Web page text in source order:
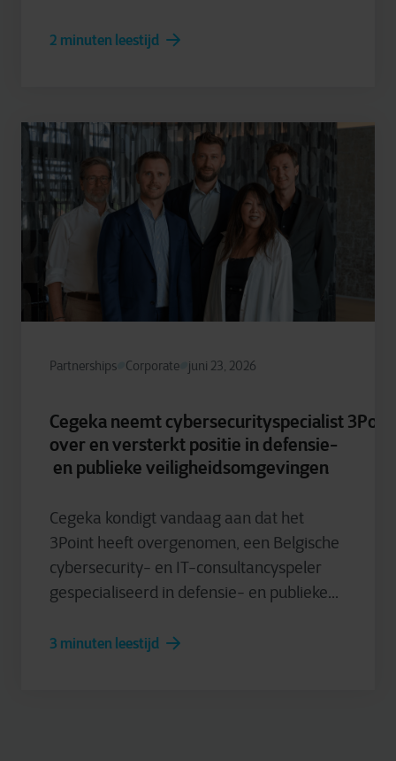
2 minuten leestijd
Partnerships Corporate juni 23, 2026
Cegeka neemt cybersecurityspecialist
over en versterkt positie in defensie-
en publieke veiligheidsomgevingen
Cegeka kondigt vandaag aan dat het
3Point heeft overgenomen, een Belgische
cybersecurity- en IT-consultancyspeler
gespecialiseerd in defensie- en publieke...
3 minuten leestijd